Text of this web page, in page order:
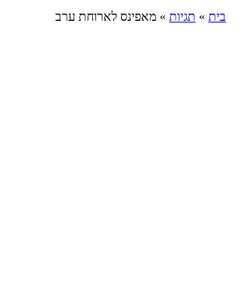
בית » תגיות » מאפינס לארוחת ערב